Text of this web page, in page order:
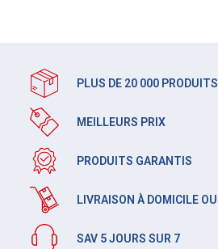
PLUS DE 20 000 PRODUITS
MEILLEURS PRIX
PRODUITS GARANTIS
LIVRAISON À DOMICILE
SAV 5 JOURS SUR 7